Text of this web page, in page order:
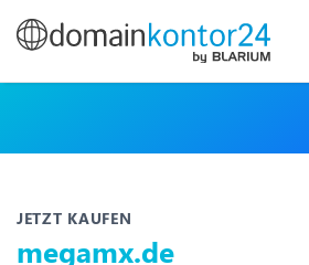
JETZT KAUFEN
megamx.de